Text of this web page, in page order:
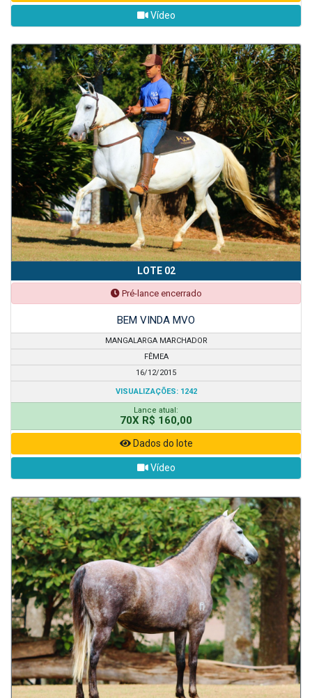
Vídeo
LOTE 02
Pré-lance encerrado
BEM VINDA MVO
MANGALARGA MARCHADOR
FÊMEA
16/12/2015
VISUALIZAÇÕES: 1242
Lance atual:
70X R$ 160,00
Dados do lote
Vídeo